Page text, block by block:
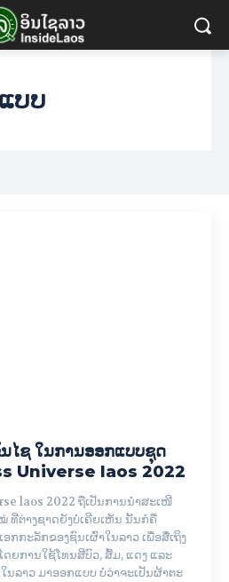
ບບ
ໄຊ ໃນການອອກແບບຊຸດ
Universe laos 2022
laos 2022 ຖືເປັນການນຳສະເໜີ
ທີ່ຕ່າງຊາດຍັງບໍ່ເຄີຍເຫັນ ນັ້ນກໍຄື
ກກະລັກຂອງຊົນເຜົ່າໃນລາວ ເພື່ອສື່ເຖິງ
ຍການໃຊ້ໂທນສີບົວ, ສົ້ມ, ແດງ ແລະ
ນລາວ ມາອອກແບບ ບໍ່ວ່າຈະເປັນຜ້າຕະ